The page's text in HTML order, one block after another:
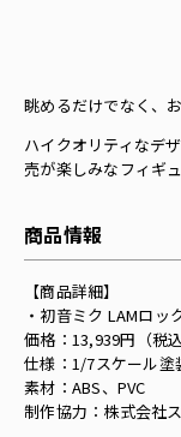
眺めるだけでなく、
ハイクオリティなデ
売が楽しみなフィギュ
商品情報
【商品詳細】
・初音ミク LAMロ
価格：13,939円（税込
仕様：1/7スケール塗
素材：ABS、PVC
制作協力：株式会社